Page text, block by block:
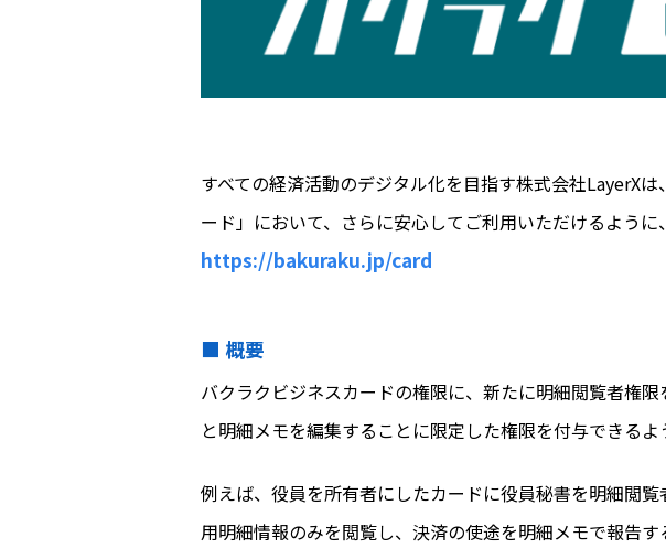
すべての経済活動のデジタル化を目指す株式会社LayerX
ード」において、さらに安心してご利用いただけるように
https://bakuraku.jp/card
■ 概要
バクラクビジネスカードの権限に、新たに明細閲覧者権
と明細メモを編集することに限定した権限を付与できるよ
例えば、役員を所有者にしたカードに役員秘書を明細閲
用明細情報のみを閲覧し、決済の使途を明細メモで報告す